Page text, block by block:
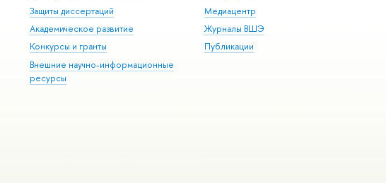
Защиты диссертаций
Академическое развитие
Конкурсы и гранты
Внешние научно-информационные
ресурсы
Медиацентр
Журналы ВШЭ
Публикации